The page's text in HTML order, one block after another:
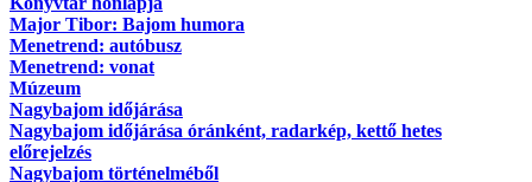
Major Tibor: Bajom humora
Menetrend: autóbusz
Menetrend: vonat
Múzeum
Nagybajom időjárása
Nagybajom időjárása óránként, radarkép, kettő hetes
előrejelzés
Nagybajom történelméből